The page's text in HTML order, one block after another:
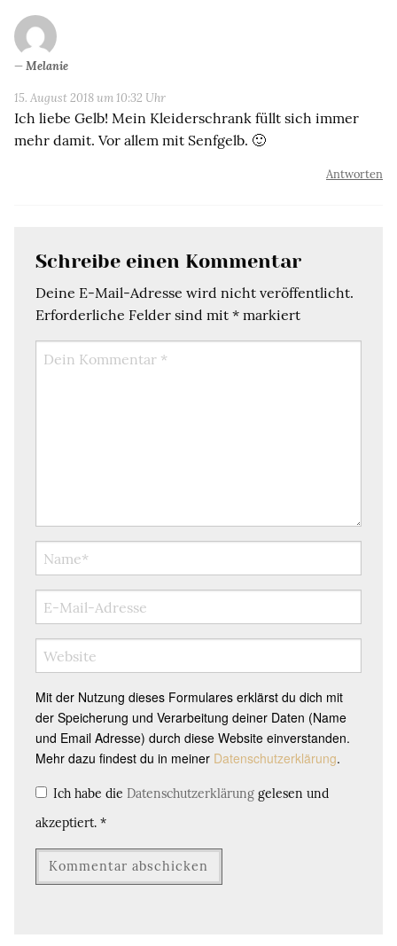
Melanie
15. August 2018 um 10:32 Uhr
Ich liebe Gelb! Mein Kleiderschrank füllt sich immer
mehr damit. Vor allem mit Senfgelb. 🙂
Antworten
Schreibe einen Kommentar
Deine E-Mail-Adresse wird nicht veröffentlicht.
Erforderliche Felder sind mit * markiert
Mit der Nutzung dieses Formulares erklärst du dich mit
der Speicherung und Verarbeitung deiner Daten (Name
und Email Adresse) durch diese Website einverstanden.
Mehr dazu findest du in meiner Datenschutzerklärung.
Ich habe die Datenschutzerklärung gelesen und
akzeptiert. *